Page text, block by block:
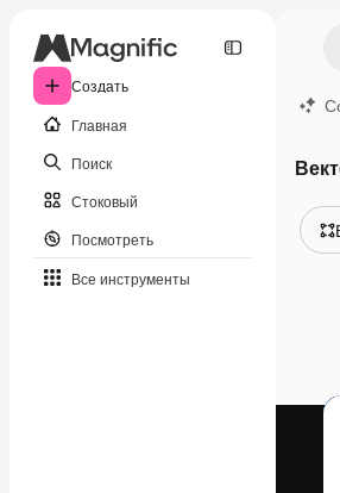
Создать
Главная
Поиск
Стоковый
Посмотреть
Все инструменты
Видео